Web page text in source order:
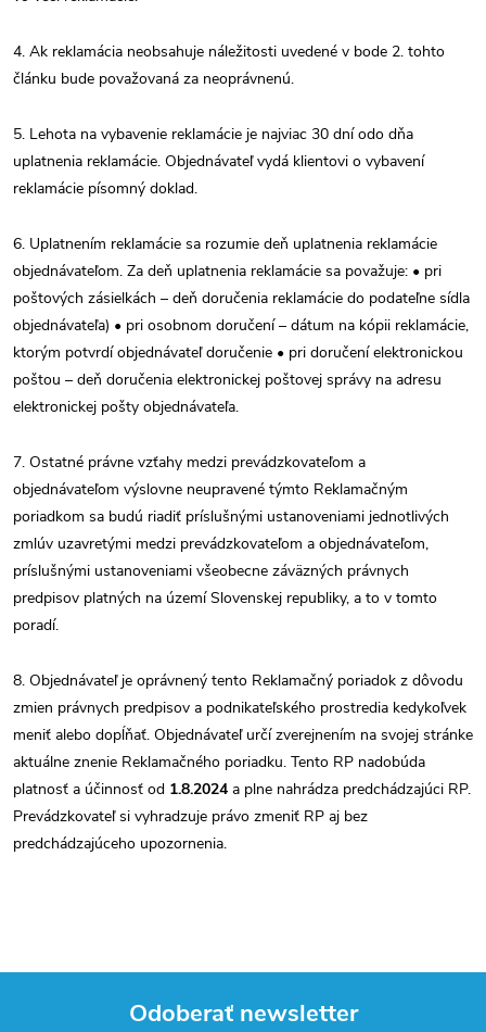
4. Ak reklamácia neobsahuje náležitosti uvedené v bode 2. tohto
článku bude považovaná za neoprávnenú.
5. Lehota na vybavenie reklamácie je najviac 30 dní odo dňa
uplatnenia reklamácie. Objednávateľ vydá klientovi o vybavení
reklamácie písomný doklad.
6. Uplatnením reklamácie sa rozumie deň uplatnenia reklamácie
objednávateľom. Za deň uplatnenia reklamácie sa považuje: • pri
poštových zásielkách – deň doručenia reklamácie do podateľne sídla
objednávateľa) • pri osobnom doručení – dátum na kópii reklamácie,
ktorým potvrdí objednávateľ doručenie • pri doručení elektronickou
poštou – deň doručenia elektronickej poštovej správy na adresu
elektronickej pošty objednávateľa.
7. Ostatné právne vzťahy medzi prevádzkovateľom a
objednávateľom výslovne neupravené týmto Reklamačným
poriadkom sa budú riadiť príslušnými ustanoveniami jednotlivých
zmlúv uzavretými medzi prevádzkovateľom a objednávateľom,
príslušnými ustanoveniami všeobecne záväzných právnych
predpisov platných na území Slovenskej republiky, a to v tomto
poradí.
8. Objednávateľ je oprávnený tento Reklamačný poriadok z dôvodu
zmien právnych predpisov a podnikateľského prostredia kedykoľvek
meniť alebo dopĺňať. Objednávateľ určí zverejnením na svojej stránke
aktuálne znenie Reklamačného poriadku. Tento RP nadobúda
platnosť a účinnosť od 1.8.2024 a plne nahrádza predchádzajúci RP.
Prevádzkovateľ si vyhradzuje právo zmeniť RP aj bez
predchádzajúceho upozornenia.
Odoberať newsletter